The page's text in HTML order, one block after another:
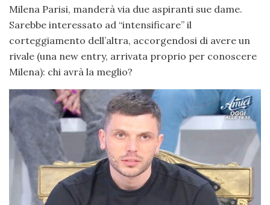
Milena Parisi, manderà via due aspiranti sue dame.
Sarebbe interessato ad “intensificare” il
corteggiamento dell’altra, accorgendosi di avere un
rivale (una new entry, arrivata proprio per conoscere
Milena): chi avrà la meglio?